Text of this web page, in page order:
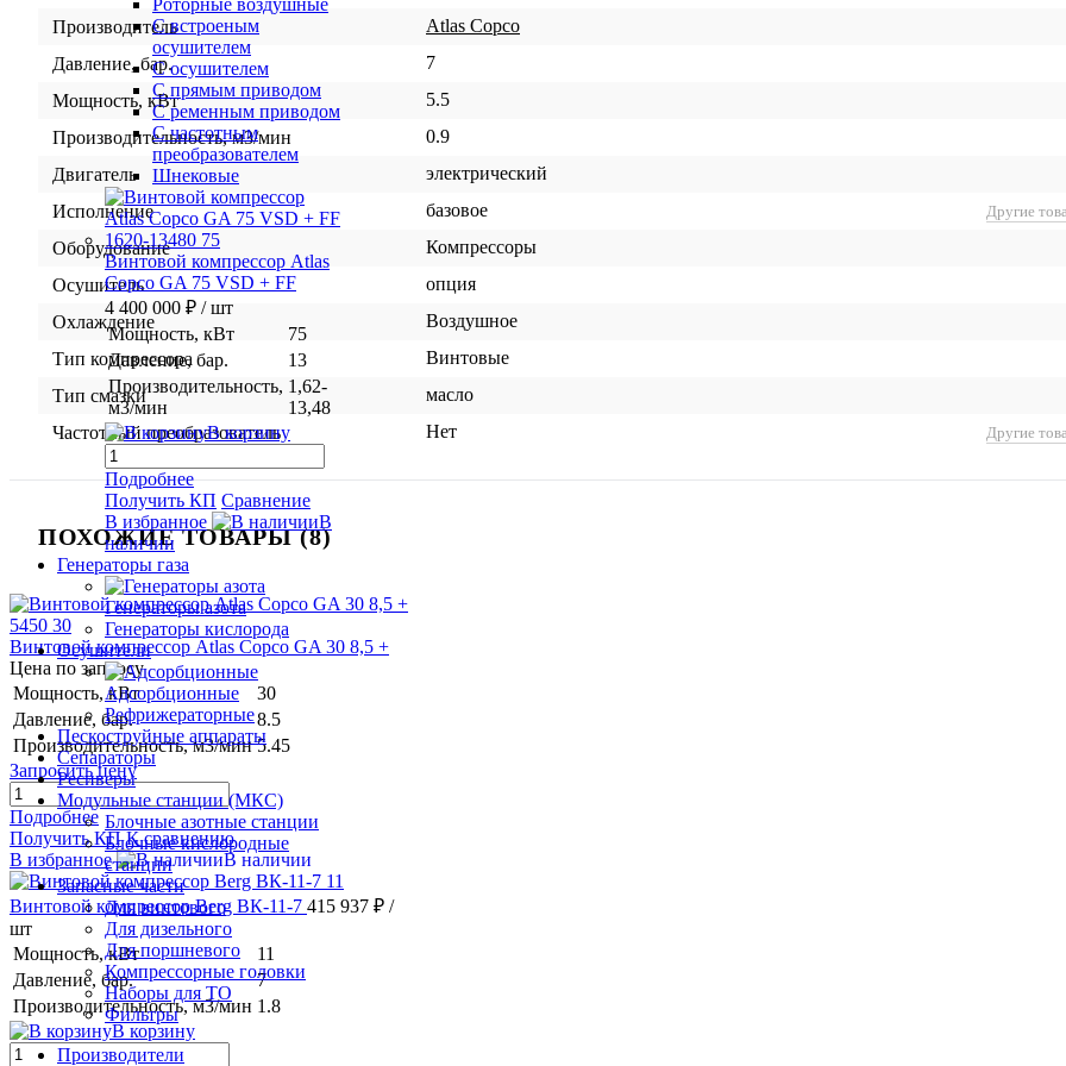
Роторные воздушные
С встроеным
осушителем
С осушителем
С прямым приводом
С ременным приводом
С частотным
преобразователем
Шнековые
Винтовой компрессор Atlas
Copco GA 75 VSD + FF
4 400 000 ₽ / шт
Мощность, кВт
75
Давление, бар.
13
Производительность,
м3/мин
1,62-
13,48
В корзину
Подробнее
Получить КП Сравнение
В избранное
В
наличии
Генераторы газа
Генераторы азота
Генераторы кислорода
Осушители
Адсорбционные
Рефрижераторные
Пескоструйные аппараты
Сепараторы
Ресиверы
Модульные станции (МКС)
Блочные азотные станции
Блочные кислородные
станции
Запасные части
Для винтового
Для дизельного
Для поршневого
Компрессорные головки
Наборы для ТО
Фильтры
Производители
Производитель
Atlas Copco
Давление, бар.
7
Мощность, кВт
5.5
Производительность, м3/мин
0.9
Двигатель
электрический
Исполнение
базовое Другие
Оборудование
Компрессоры
Осушитель
опция
Охлаждение
Воздушное
Тип компрессора
Винтовые
Тип смазки
масло
Частотный преобразователь
Нет Другие
ПОХОЖИЕ ТОВАРЫ (8)
Винтовой компрессор Atlas Copco GA 30 8,5 +
Цена по запросу
Мощность, кВт
30
Давление, бар.
8.5
Производительность, м3/мин 5.45
Запросить цену
Подробнее
Получить КП К сравнению
В избранное
В наличии
Винтовой компрессор Berg ВК-11-7 415 937 ₽ /
шт
Мощность, кВт
11
Давление, бар.
7
Производительность, м3/мин 1.8
В корзину